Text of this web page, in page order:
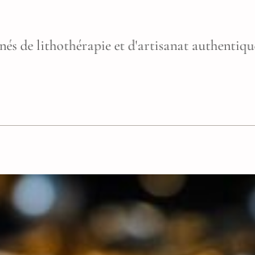
de lithothérapie et d'artisanat